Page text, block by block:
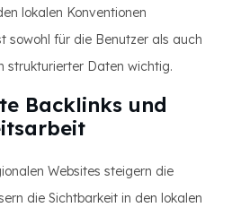
lokalen Konventionen
sowohl für die Benutzer als auch
strukturierter Daten wichtig.
Backlinks und
Websites steigern die
die Sichtbarkeit in den lokalen